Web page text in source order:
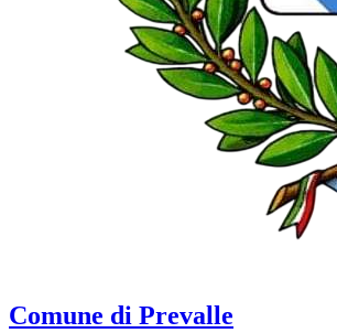
Comune di Prevalle